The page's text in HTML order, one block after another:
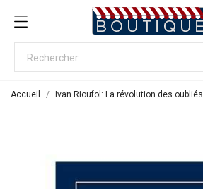
Accueil Ivan Rioufol: La révolution des oubliés